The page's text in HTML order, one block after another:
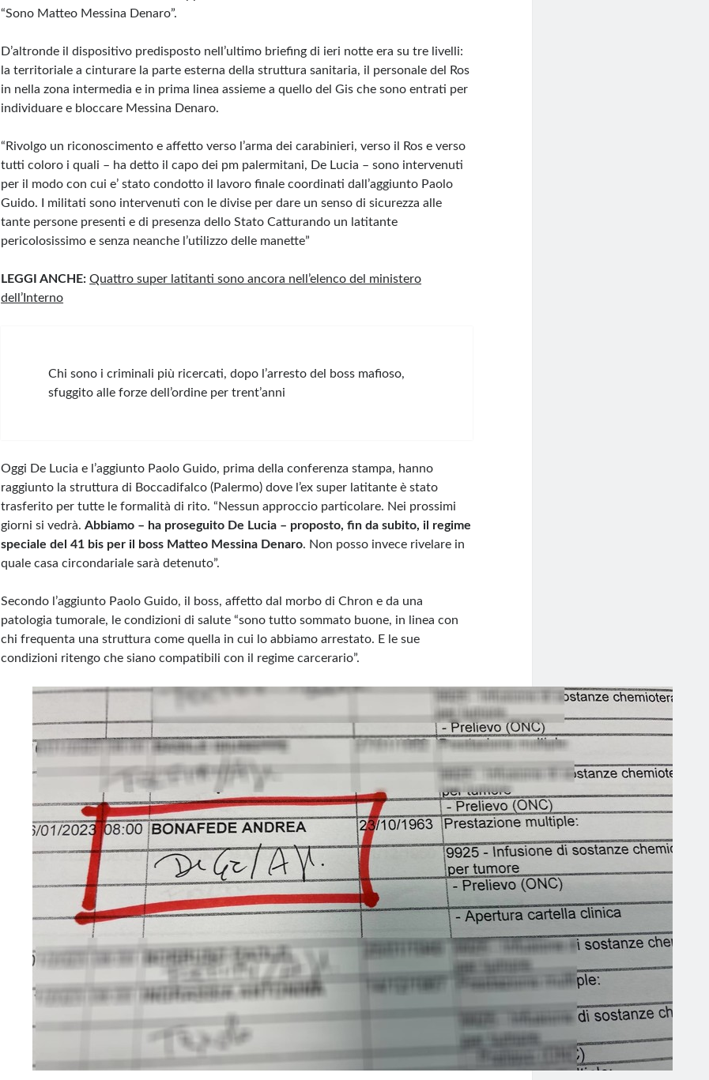
“Sono Matteo Messina Denaro”.
D’altronde il dispositivo predisposto nell’ultimo briefing di ieri notte era su tre livelli:
la territoriale a cinturare la parte esterna della struttura sanitaria, il personale del Ros
in nella zona intermedia e in prima linea assieme a quello del Gis che sono entrati per
individuare e bloccare Messina Denaro.
“Rivolgo un riconoscimento e affetto verso l’arma dei carabinieri, verso il Ros e verso
tutti coloro i quali – ha detto il capo dei pm palermitani, De Lucia – sono intervenuti
per il modo con cui e’ stato condotto il lavoro finale coordinati dall’aggiunto Paolo
Guido. I militati sono intervenuti con le divise per dare un senso di sicurezza alle
tante persone presenti e di presenza dello Stato Catturando un latitante
pericolosissimo e senza neanche l’utilizzo delle manette”
LEGGI ANCHE:Quattro super latitanti sono ancora nell’elenco del ministero
dell’Interno
Chi sono i criminali più ricercati, dopo l’arresto del boss mafioso,
sfuggito alle forze dell’ordine per trent’anni
Oggi De Lucia e l’aggiunto Paolo Guido, prima della conferenza stampa, hanno
raggiunto la struttura di Boccadifalco (Palermo) dove l’ex super latitante è stato
trasferito per tutte le formalità di rito. “Nessun approccio particolare. Nei prossimi
giorni si vedrà. Abbiamo – ha proseguito De Lucia – proposto, fin da subito, il regime
speciale del 41 bis per il boss Matteo Messina Denaro. Non posso invece rivelare in
quale casa circondariale sarà detenuto”.
Secondo l’aggiunto Paolo Guido, il boss, affetto dal morbo di Chron e da una
patologia tumorale, le condizioni di salute “sono tutto sommato buone, in linea con
chi frequenta una struttura come quella in cui lo abbiamo arrestato. E le sue
condizioni ritengo che siano compatibili con il regime carcerario”.